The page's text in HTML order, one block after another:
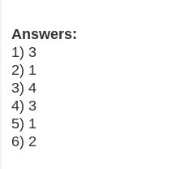
Answers:
1) 3
2) 1
3) 4
4) 3
5) 1
6) 2